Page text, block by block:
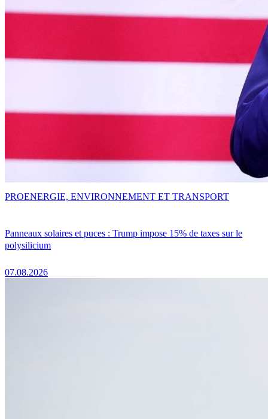
Panneaux solaires et puces : Trump impose 15% de taxes sur le
polysilicium
07.08.2026
PROENERGIE, ENVIRONNEMENT ET TRANSPORT